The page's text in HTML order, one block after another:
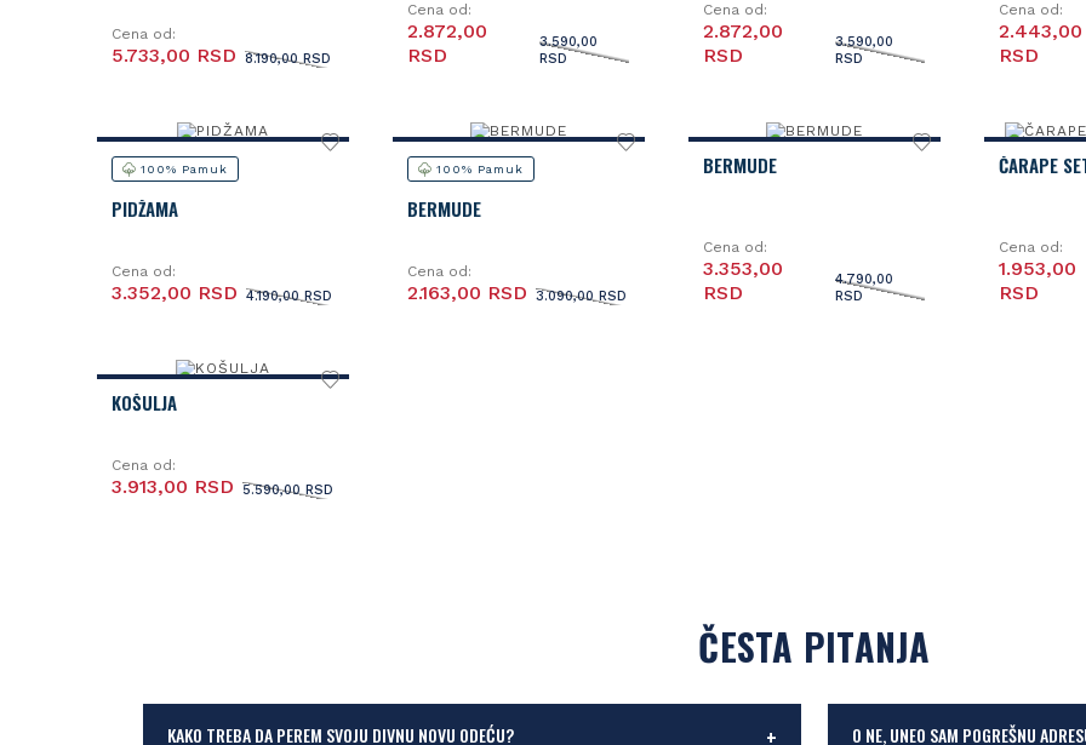
Cena od:
8.190,00 RSD
5.733,00 RSD
Cena od:
3.590,00
RSD
2.872,00
RSD
Cena od:
3.590,00
RSD
2.872,00
RSD
Cena od:
2.443,00
RSD
100% Pamuk
PIDŽAMA
Cena od:
4.190,00 RSD
3.352,00 RSD
100% Pamuk
BERMUDE
Cena od:
3.090,00 RSD
2.163,00 RSD
BERMUDE
Cena od:
4.790,00
RSD
3.353,00
RSD
ČARAPE
Cena od:
1.953,00
RSD
KOŠULJA
Cena od:
5.590,00 RSD
3.913,00 RSD
ČESTA PITANJA
KAKO TREBA DA PEREM SVOJU DIVNU NOVU ODEĆU? O NE, UNEO SAM POGREŠNU